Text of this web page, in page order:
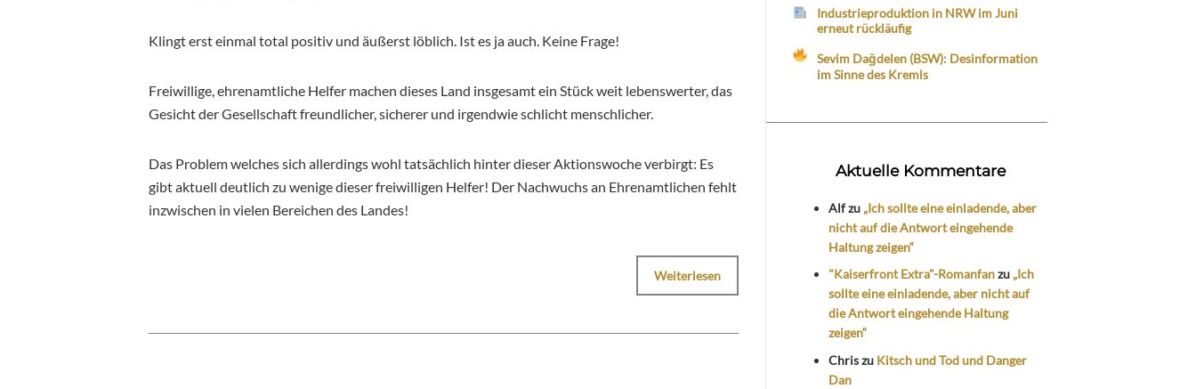
Klingt erst einmal total positiv und äußerst löblich. Ist es ja auch. Keine Frage!
Freiwillige, ehrenamtliche Helfer machen dieses Land insgesamt ein Stück weit lebenswerter, das
Gesicht der Gesellschaft freundlicher, sicherer und irgendwie schlicht menschlicher.
Das Problem welches sich allerdings wohl tatsächlich hinter dieser Aktionswoche verbirgt: Es
gibt aktuell deutlich zu wenige dieser freiwilligen Helfer! Der Nachwuchs an Ehrenamtlichen fehlt
inzwischen in vielen Bereichen des Landes!
Weiterlesen
Industrieproduktion in NRW im Juni
erneut rückläufig
Sevim Dağdelen (BSW): Desinformation
im Sinne des Kremls
Aktuelle Kommentare
Alfzu „Ich sollte eine einladende, aber
nicht auf die Antwort eingehende
Haltung zeigen“
"Kaiserfront Extra"-Romanfanzu „Ich
sollte eine einladende, aber nicht auf
die Antwort eingehende Haltung
zeigen“
Chriszu Kitsch und Tod und Danger
Dan